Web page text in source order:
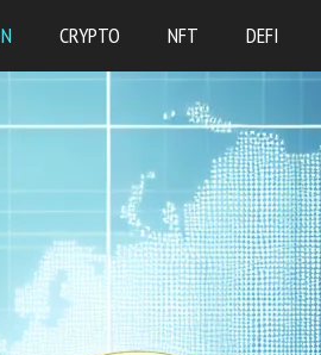
CRYPTO NFT DEFI